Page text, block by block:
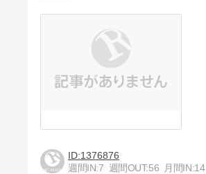
1376876
週間IN:7 週間OUT:56 月間IN:14